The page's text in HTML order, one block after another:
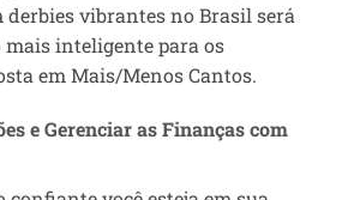
derbies vibrantes no Brasil será
inteligente para os
em Mais/Menos Cantos.
e Gerenciar as Finanças com